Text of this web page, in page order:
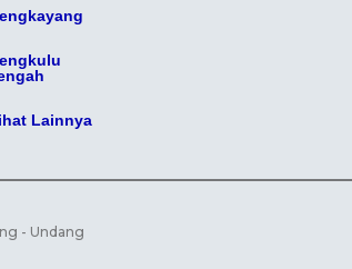
Lainnya
- Undang